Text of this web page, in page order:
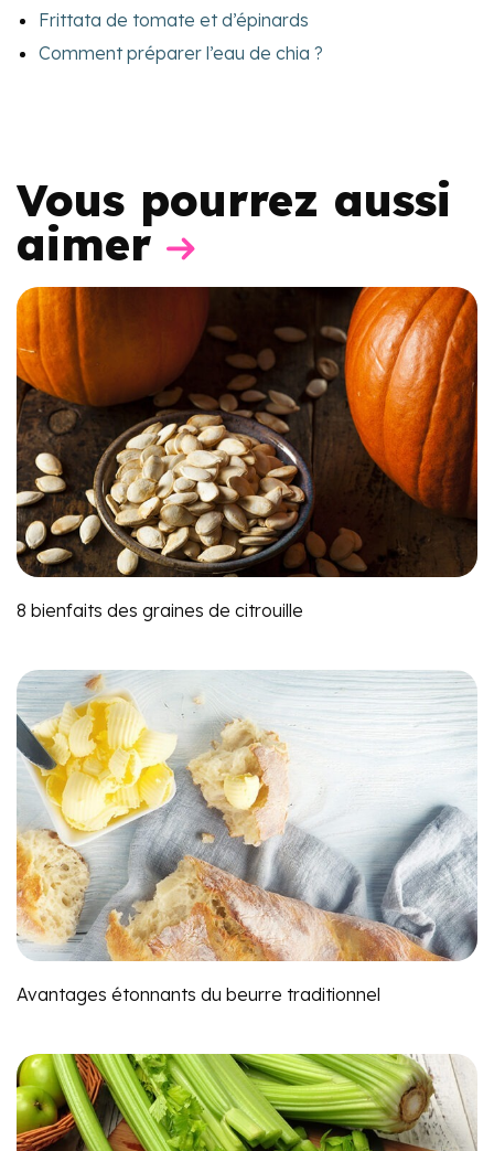
Frittata de tomate et d’épinards
Comment préparer l’eau de chia ?
Vous pourrez aussi
aimer
8 bienfaits des graines de citrouille
Avantages étonnants du beurre traditionnel